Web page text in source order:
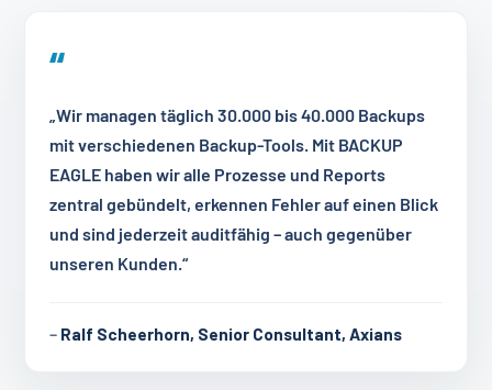
„Wir managen täglich 30.000 bis 40.000 Backups
mit verschiedenen Backup-Tools. Mit BACKUP
EAGLE haben wir alle Prozesse und Reports
zentral gebündelt, erkennen Fehler auf einen Blick
und sind jederzeit auditfähig – auch gegenüber
unseren Kunden.“
– Ralf Scheerhorn, Senior Consultant, Axians